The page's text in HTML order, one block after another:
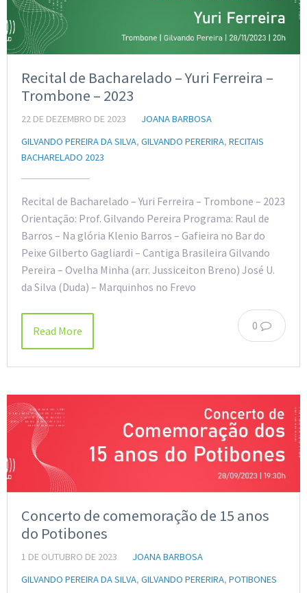
Recital de Bacharelado – Yuri Ferreira –
Trombone – 2023
22 DE DEZEMBRO DE 2023
JOANA BARBOSA
GILVANDO PEREIRA DA SILVA, GILVANDO PERERIRA, RECITAIS
BACHARELADO 2023
Recital de Bacharelado – Yuri Ferreira – Trombone – 2023
Orientação: Prof. Gilvando Pereira Programa: Raul de
Barros – Na glória Klenio Barros – Gafieira no Bar do
Peixe Gilberto Gagliardi – Cantiga Brasileira Gilvando
Pereira – Ovelha Minha (arr. Jussiceiton Breno) José U.
da Silva (Duda) – Marquinhos no Frevo
0
Read More
Concerto de comemoração de 15 anos
do Potibones
1 DE OUTUBRO DE 2023
JOANA BARBOSA
GILVANDO PEREIRA DA SILVA, GILVANDO PERERIRA, POTIBONES